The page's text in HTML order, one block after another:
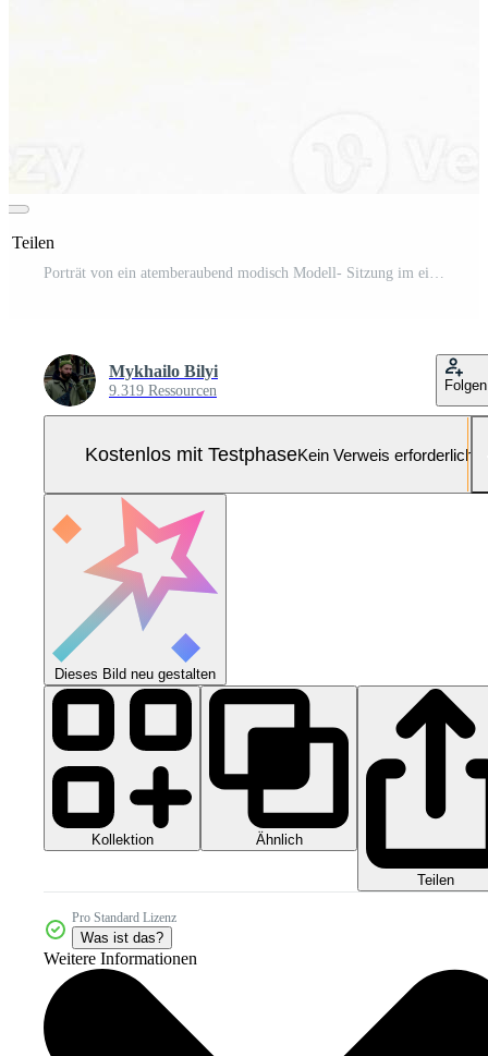
Teilen
Porträt von ein atemberaubend modisch Modell- Sitzung im ein Stuhl Pro Foto
Mykhailo Bilyi
9.319 Ressourcen Folgen
Kostenlos mit TestphaseKein Verweis erforderlich
Dieses Bild neu gestalten
Kollektion Ähnlich
Teilen
Pro Standard Lizenz
Was ist das?
Weitere Informationen